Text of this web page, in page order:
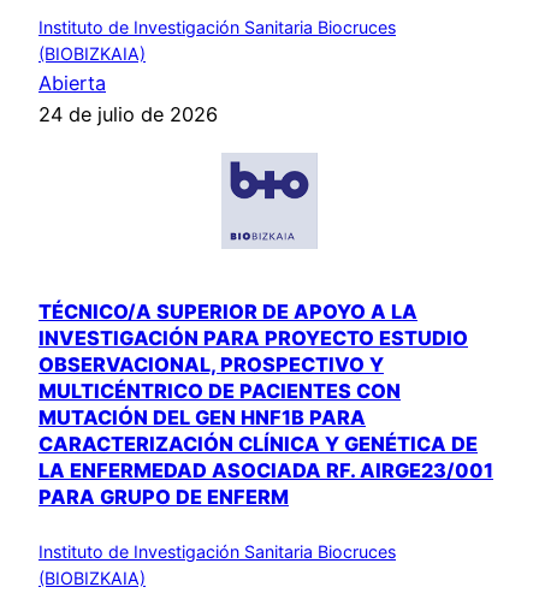
Instituto de Investigación Sanitaria Biocruces
(BIOBIZKAIA)
Abierta
24 de julio de 2026
TÉCNICO/A SUPERIOR DE APOYO A LA
INVESTIGACIÓN PARA PROYECTO ESTUDIO
OBSERVACIONAL, PROSPECTIVO Y
MULTICÉNTRICO DE PACIENTES CON
MUTACIÓN DEL GEN HNF1B PARA
CARACTERIZACIÓN CLÍNICA Y GENÉTICA DE
LA ENFERMEDAD ASOCIADA RF. AIRGE23/001
PARA GRUPO DE ENFERM
Instituto de Investigación Sanitaria Biocruces
(BIOBIZKAIA)